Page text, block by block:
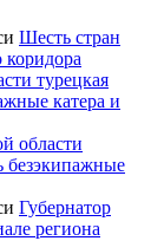
Шесть стран
коридора
турецкая
катера и
области
безэкипажные
Губернатор
региона